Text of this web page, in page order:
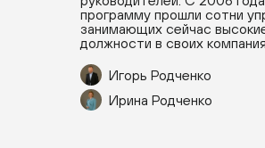
программу прошли сотни
занимающих сейчас
должности в своих
Игорь Родченко
Ирина Родченко